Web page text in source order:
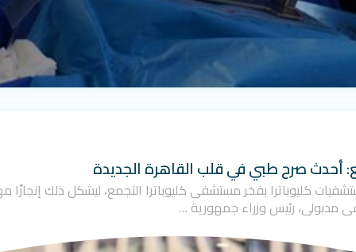
أحدث صرح طبي في قلب القاهرة الجديدة
مجموعة مستشفيات كليوباترا بفخر مستشفى كليوباترا التجمع، ليشكل ذلك
مدبولي، رئيس وزراء جمهورية …